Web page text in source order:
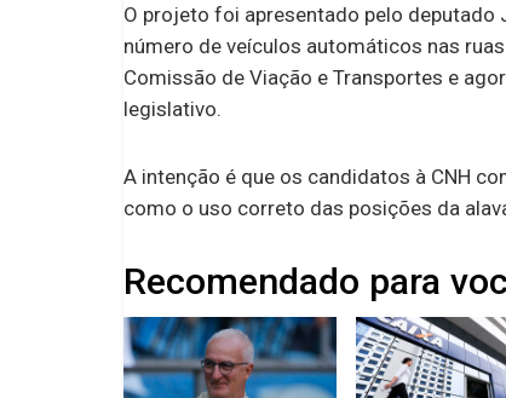
O projeto foi apresentado pelo deputado
número de veículos automáticos nas
Comissão de Viação e Transportes e
legislativo.
A intenção é que os candidatos à CNH
como o uso correto das posições da
Recomendado para